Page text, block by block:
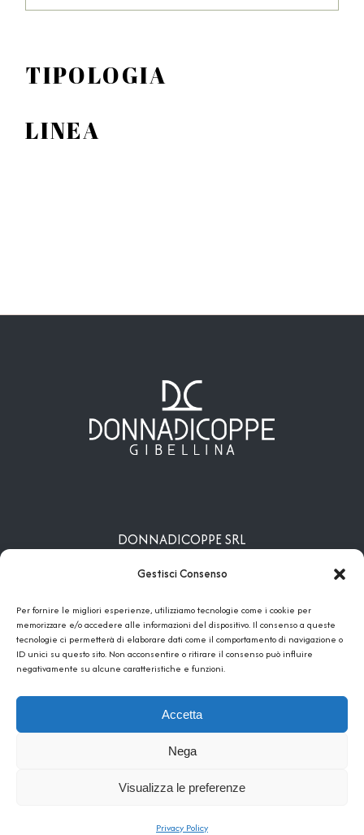
Gestisci Consenso
Per fornire le migliori esperienze, utilizziamo tecnologie come i cookie per
memorizzare e/o accedere alle informazioni del dispositivo. Il consenso a queste
tecnologie ci permetterà di elaborare dati come il comportamento di navigazione o
ID unici su questo sito. Non acconsentire o ritirare il consenso può influire
negativamente su alcune caratteristiche e funzioni.
Accetta
Nega
Visualizza le preferenze
Privacy Policy
TIPOLOGIA
LINEA
DONNADICOPPE SRL
C.da Salinella, snc - 91024 Gibellina (TP)
+39 0924 69286 // +39 377 360 1436
DONNADICOPPE © 2025 - P.IVA 02027210810 - CAP. SOCIALE €
Powered byClickoso